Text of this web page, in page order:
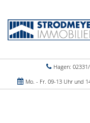
Hagen:
Mo. - Fr. 09-13 Uhr und